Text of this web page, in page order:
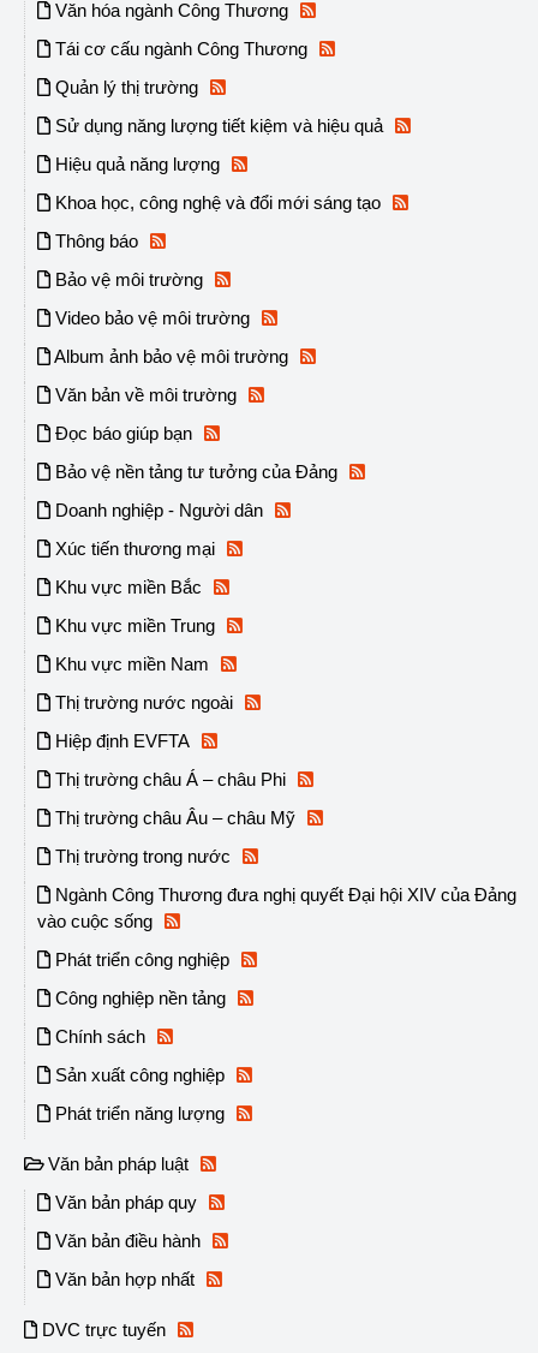
Văn hóa ngành Công Thương
Tái cơ cấu ngành Công Thương
Quản lý thị trường
Sử dụng năng lượng tiết kiệm và hiệu quả
Hiệu quả năng lượng
Khoa học, công nghệ và đổi mới sáng tạo
Thông báo
Bảo vệ môi trường
Video bảo vệ môi trường
Album ảnh bảo vệ môi trường
Văn bản về môi trường
Đọc báo giúp bạn
Bảo vệ nền tảng tư tưởng của Đảng
Doanh nghiệp - Người dân
Xúc tiến thương mại
Khu vực miền Bắc
Khu vực miền Trung
Khu vực miền Nam
Thị trường nước ngoài
Hiệp định EVFTA
Thị trường châu Á – châu Phi
Thị trường châu Âu – châu Mỹ
Thị trường trong nước
Ngành Công Thương đưa nghị quyết Đại hội XIV của Đảng
vào cuộc sống
Phát triển công nghiệp
Công nghiệp nền tảng
Chính sách
Sản xuất công nghiệp
Phát triển năng lượng
Văn bản pháp luật
Văn bản pháp quy
Văn bản điều hành
Văn bản hợp nhất
DVC trực tuyến